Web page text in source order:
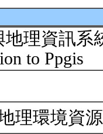
地理資訊系
to Ppgis
理環境資